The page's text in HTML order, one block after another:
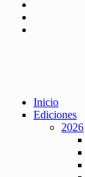
Inicio
Ediciones
2026